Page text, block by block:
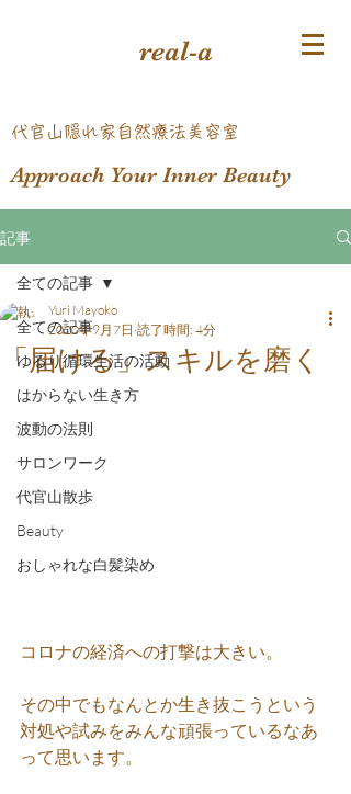
real-a
​代官山隠れ家自然療法美容室
Approach Your Inner Beauty
記事
全ての記事
ゆるり循環生活の活動
はからない生き方
波動の法則
サロンワーク
代官山散歩
Beauty
おしゃれな白髪染め
全ての記事
「届ける」スキルを磨く
Yuri Mayoko
2020年9月7日 読了時間: 4分
コロナの経済への打撃は大きい。
その中でもなんとか生き抜こうという
対処や試みをみんな頑張っているなあ
って思います。